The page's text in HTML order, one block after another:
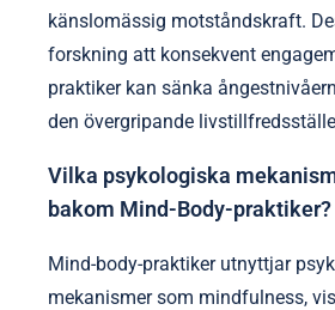
känslomässig motståndskraft.
forskning att konsekvent
praktiker kan sänka
den övergripande
Vilka psykologiska
bakom Mind-Body-praktiker?
Mind-body-praktiker utnyttjar
mekanismer som mindfulness,